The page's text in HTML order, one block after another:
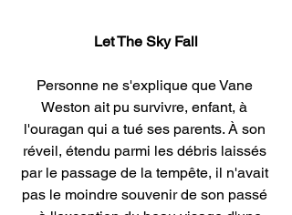
Let The Sky Fall
Personne ne s'explique que Vane
Weston ait pu survivre, enfant, à
l'ouragan qui a tué ses parents. À son
réveil, étendu parmi les débris laissés
par le passage de la tempête, il n'avait
pas le moindre souvenir de son passé